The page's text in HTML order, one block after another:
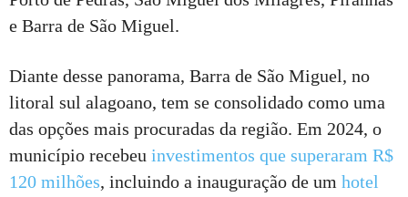
e Barra de São Miguel.
Diante desse panorama, Barra de São Miguel, no
litoral sul alagoano, tem se consolidado como uma
das opções mais procuradas da região. Em 2024, o
município recebeu investimentos que superaram R$
120 milhões, incluindo a inauguração de um hotel